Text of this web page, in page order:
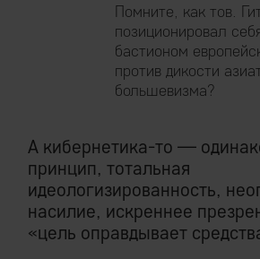
Помните, как тов.
позиционировал
бастионом
против дикости
большевизма?
А кибернетика-то —
принцип, тотальная
идеологизированность,
насилие, искреннее
«цель оправдывает